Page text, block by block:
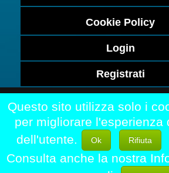
Cookie Policy
Login
Registrati
Home | Chi siamo|
Registrati| Disclaimer
LezioniPrivate.eu -
Informatica Fisica Chimica
Questo sito utilizza solo i
per migliorare l'esperienza
dell'utente.
Ok Rifiuta
Consulta anche la nostra